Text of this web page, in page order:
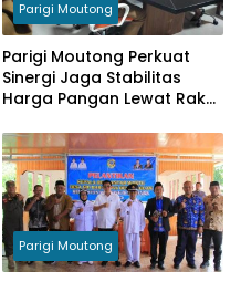
Parigi Moutong
Parigi Moutong Perkuat
Sinergi Jaga Stabilitas
Harga Pangan Lewat Rakor
Parigi Moutong